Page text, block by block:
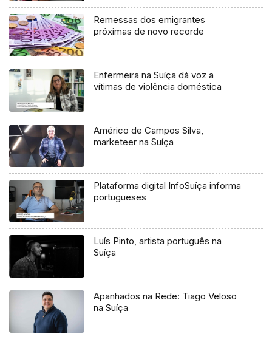
Remessas dos emigrantes
próximas de novo recorde
Enfermeira na Suíça dá voz a
vítimas de violência doméstica
Américo de Campos Silva,
marketeer na Suíça
Plataforma digital InfoSuíça informa
portugueses
Luís Pinto, artista português na
Suíça
Apanhados na Rede: Tiago Veloso
na Suíça